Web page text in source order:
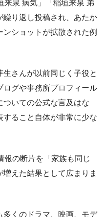
来泉 病気」「稲垣来泉 弟
繰り返し投稿され、あたか
ショットが拡散された例
さんが以前同じく子役と
ログや事務所プロフィール
ついての公式な言及はな
すること自体が非常に少な
報の断片を「家族も同じ
えた結果として広まりま
多くのドラマ、映画、モデ